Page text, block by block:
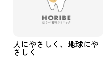
人にやさしく、地球にや
さしく